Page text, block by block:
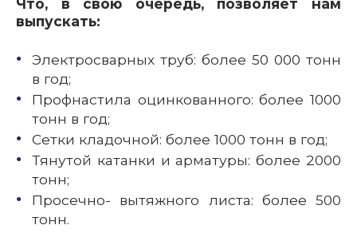
Что, в свою очередь, позволяет нам
выпускать:
Электросварных труб: более 50 000 тонн
в год;
Профнастила оцинкованного: более 1000
тонн в год;
Сетки кладочной: более 1000 тонн в год;
Тянутой катанки и арматуры: более 2000
тонн;
Просечно- вытяжного листа: более 500
тонн.